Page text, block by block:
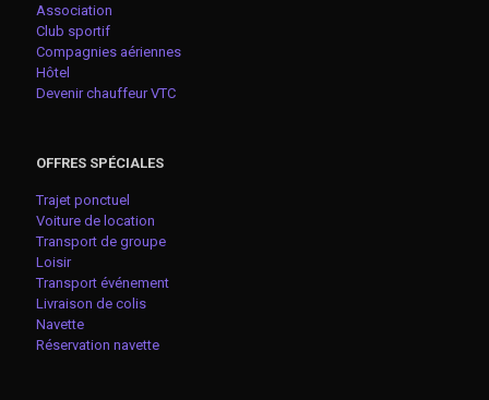
Association
Club sportif
Compagnies aériennes
Hôtel
Devenir chauffeur VTC
OFFRES SPÉCIALES
Trajet ponctuel
Voiture de location
Transport de groupe
Loisir
Transport événement
Livraison de colis
Navette
Réservation navette